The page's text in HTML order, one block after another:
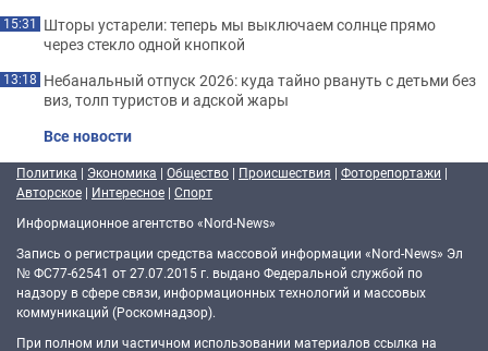
15:31 Шторы устарели: теперь мы выключаем солнце прямо
через стекло одной кнопкой
13:18 Небанальный отпуск 2026: куда тайно рвануть с детьми без
виз, толп туристов и адской жары
Все новости
Политика | Экономика | Общество | Происшествия | Фоторепортажи |
Авторское | Интересное | Спорт
Информационное агентство «Nord-News»
Запись о регистрации средства массовой информации «Nord-News» Эл
№ ФС77-62541 от 27.07.2015 г. выдано Федеральной службой по
надзору в сфере связи, информационных технологий и массовых
коммуникаций (Роскомнадзор).
При полном или частичном использовании материалов ссылка на